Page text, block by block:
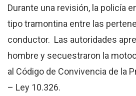
Durante una revisión, la policía
tipo tramontina entre las
conductor. Las autoridades
hombre y secuestraron la
al Código de Convivencia de la
– Ley 10.326.